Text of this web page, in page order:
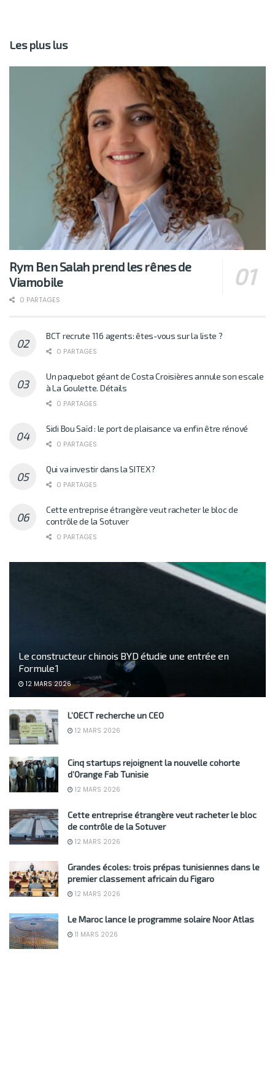
Les plus lus
Rym Ben Salah prend les rênes de
Viamobile
0 PARTAGES
BCT recrute 116 agents: êtes-vous sur la liste ?
0 PARTAGES
Un paquebot géant de Costa Croisières annule son escale
à La Goulette. Détails
0 PARTAGES
Sidi Bou Saïd : le port de plaisance va enfin être rénové
0 PARTAGES
Qui va investir dans la SITEX?
0 PARTAGES
Cette entreprise étrangère veut racheter le bloc de
contrôle de la Sotuver
0 PARTAGES
Le constructeur chinois BYD étudie une entrée en
Formule 1
12 MARS 2026
L’OECT recherche un CEO
12 MARS 2026
Cinq startups rejoignent la nouvelle cohorte
d’Orange Fab Tunisie
12 MARS 2026
Cette entreprise étrangère veut racheter le bloc
de contrôle de la Sotuver
12 MARS 2026
Grandes écoles: trois prépas tunisiennes dans le
premier classement africain du Figaro
12 MARS 2026
Le Maroc lance le programme solaire Noor Atlas
11 MARS 2026